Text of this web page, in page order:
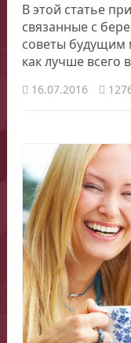
В этой статье
связанные с
советы будущим
как лучше всего
16.07.2016